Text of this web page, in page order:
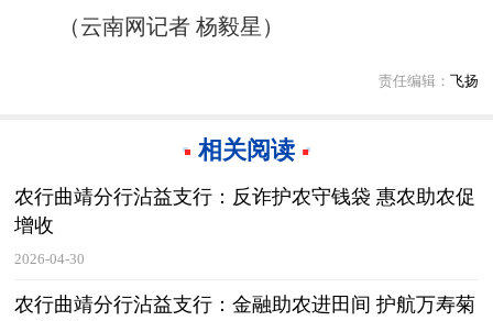
（云南网记者 杨毅星）
责任编辑： 飞扬
相关阅读
农行曲靖分行沾益支行：反诈护农守钱袋 惠农助农促
增收
2026-04-30
农行曲靖分行沾益支行：金融助农进田间 护航万寿菊